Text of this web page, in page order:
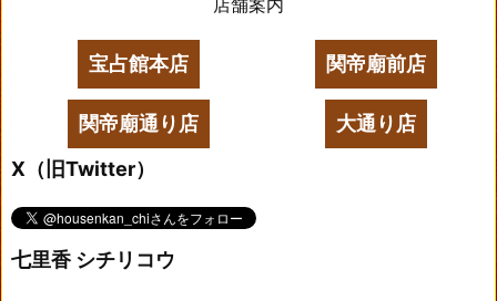
宝占館本店 関帝廟前店
関帝廟通り店
大通り店
X（旧Twitter）
七里香 シチリコウ